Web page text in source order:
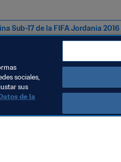
Sub-17 de la FIFA Jordania 2016
sociales,
sus
de la